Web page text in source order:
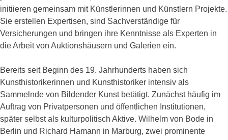
initiieren gemeinsam mit Künstlerinnen und Künstlern Projekte.
Sie erstellen Expertisen, sind Sachverständige für
Versicherungen und bringen ihre Kenntnisse als Experten in
die Arbeit von Auktionshäusern und Galerien ein.
Bereits seit Beginn des 19. Jahrhunderts haben sich
Kunsthistorikerinnen und Kunsthistoriker intensiv als
Sammelnde von Bildender Kunst betätigt. Zunächst häufig im
Auftrag von Privatpersonen und öffentlichen Institutionen,
später selbst als kulturpolitisch Aktive. Wilhelm von Bode in
Berlin und Richard Hamann in Marburg, zwei prominente